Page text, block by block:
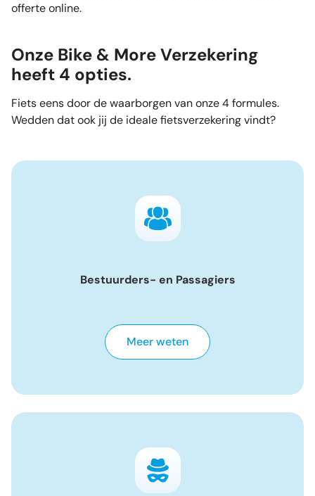
offerte online.
Onze Bike & More Verzekering
heeft 4 opties.
Fiets eens door de waarborgen van onze 4 formules.
Wedden dat ook jij de ideale fietsverzekering vindt?
Bestuurders- en Passagiers
Meer weten